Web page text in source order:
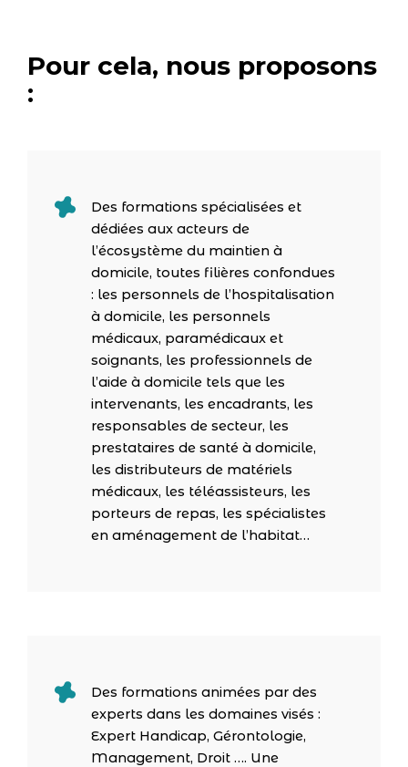
Pour cela, nous proposons
:
Des formations spécialisées et
dédiées aux acteurs de
l’écosystème du maintien à
domicile, toutes filières confondues
: les personnels de l’hospitalisation
à domicile, les personnels
médicaux, paramédicaux et
soignants, les professionnels de
l’aide à domicile tels que les
intervenants, les encadrants, les
responsables de secteur, les
prestataires de santé à domicile,
les distributeurs de matériels
médicaux, les téléassisteurs, les
porteurs de repas, les spécialistes
en aménagement de l’habitat…
Des formations animées par des
experts dans les domaines visés :
Expert Handicap, Gérontologie,
Management, Droit …. Une